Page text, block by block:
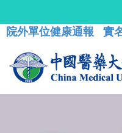
院外單位健康通報 實